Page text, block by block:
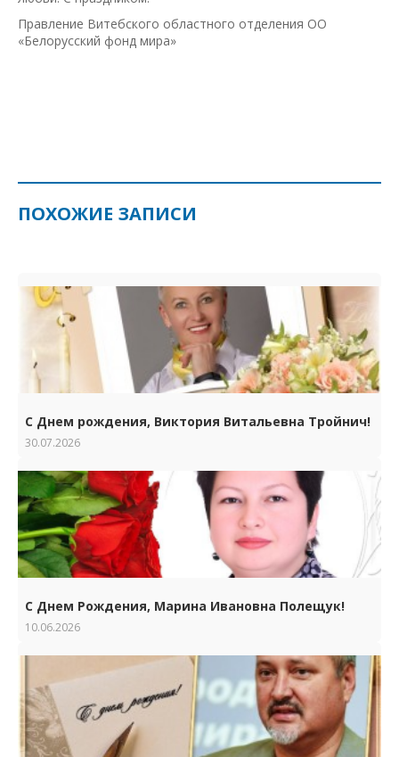
Правление Витебского областного отделения ОО
«Белорусский фонд мира»
ПОХОЖИЕ ЗАПИСИ
С Днем рождения, Виктория Витальевна Тройнич!
30.07.2026
С Днем Рождения, Марина Ивановна Полещук!
10.06.2026